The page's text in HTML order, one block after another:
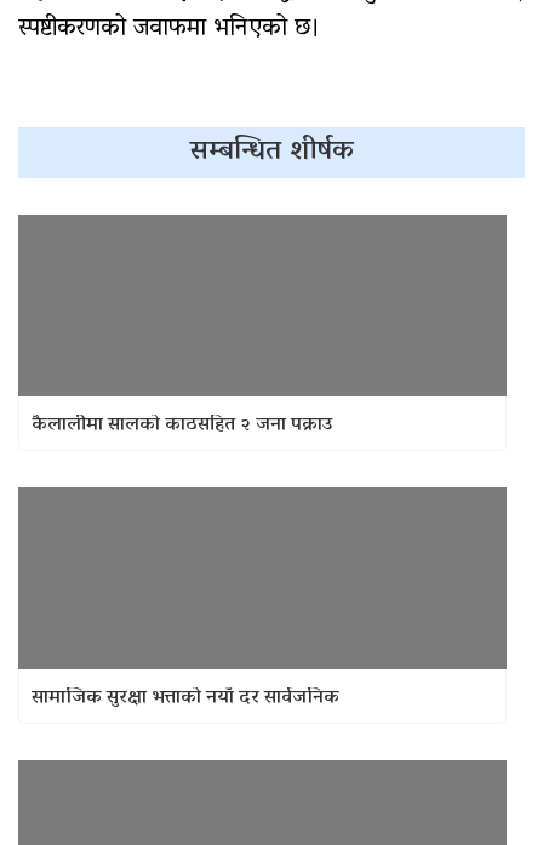
स्पष्टीकरणको जवाफमा भनिएको छ।
सम्बन्धित शीर्षक
कैलालीमा सालको काठसहित २ जना पक्राउ
सामाजिक सुरक्षा भत्ताको नयाँ दर सार्वजनिक